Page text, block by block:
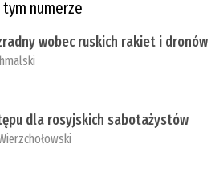
tym numerze
wobec ruskich rakiet i dronów
dla rosyjskich sabotażystów